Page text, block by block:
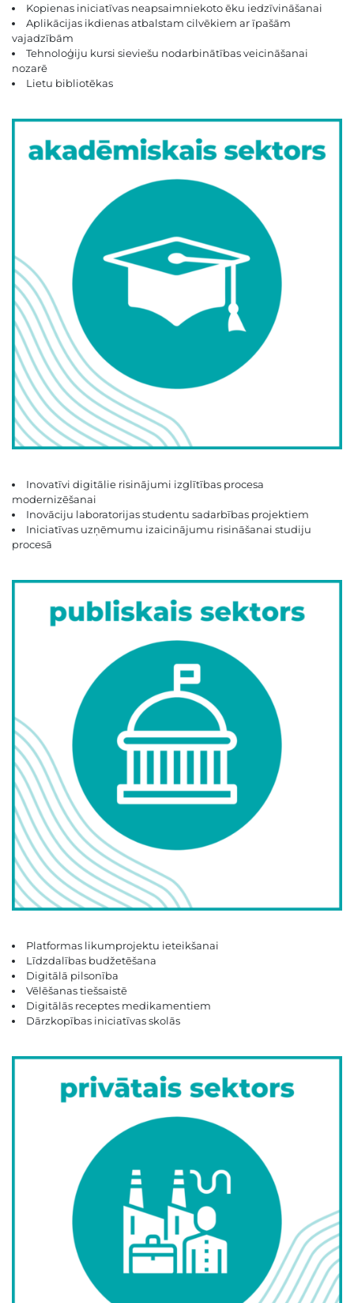
Kopienas iniciatīvas neapsaimniekoto ēku iedzīvināšanai
Aplikācijas ikdienas atbalstam cilvēkiem ar īpašām
vajadzībām
Tehnoloģiju kursi sieviešu nodarbinātības veicināšanai
nozarē
Lietu bibliotēkas
Inovatīvi digitālie risinājumi izglītības procesa
modernizēšanai
Inovāciju laboratorijas studentu sadarbības projektiem
Iniciatīvas uzņēmumu izaicinājumu risināšanai studiju
procesā
Platformas likumprojektu ieteikšanai
Līdzdalības budžetēšana
Digitālā pilsonība
Vēlēšanas tiešsaistē
Digitālās receptes medikamentiem
Dārzkopības iniciatīvas skolās